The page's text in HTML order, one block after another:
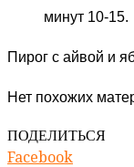
минут 10-15.
Пирог с айвой и
Нет похожих
ПОДЕЛИТЬСЯ
Facebook